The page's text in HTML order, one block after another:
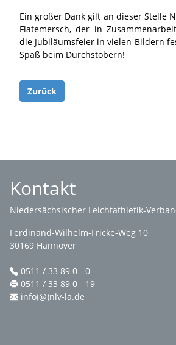
Ein großer Dank gilt an dieser Stelle
Flatemersch, der in
die Jubiläumsfeier in vielen Bildern
Spaß beim Durchstöbern!
Zurück
Kontakt
Niedersächsischer Leichtathletik-
Ferdinand-Wilhelm-Fricke-Weg 10
30169 Hannover
0511 / 33 89 0 - 0
0511 / 33 89 0 - 19
info(@)nlv-la.de